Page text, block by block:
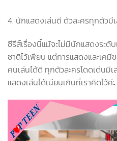
4. นักแสดงเล่นดี ตัวละครทุกตัวมี
ซีรีส์เรื่องนี้แม้จะไม่มีนักแสดงระ
ชาติไว้เพียบ แต่การแสดงและเค
คนเล่นได้ดี ทุกตัวละครโดดเด่นมี
แสดงเล่นได้เนียนเกินที่เราคิดไว้ค่ะ